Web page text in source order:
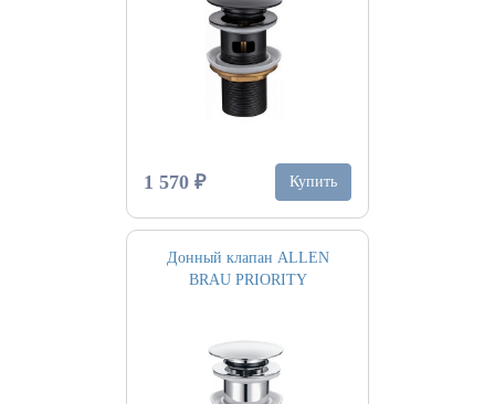
1 570 ₽ Купить
Донный клапан ALLEN
BRAU PRIORITY